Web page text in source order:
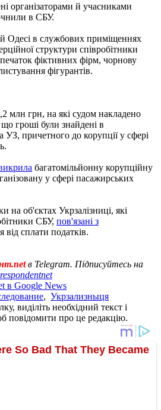
організаторами й учасниками
в СБУ.
Одесі в службових приміщеннях
структури співробітники
фіктивних фірм, чорнову
фігурантів.
млн грн, на які судом накладено
гроші були знайдені в
причетного до корупції у сфері
багатомільйонну корупційну
у сфері пасажирських
на об'єктах Укрзалізниці, які
СБУ, пов'язані з
від сплати податків.
в Telegram. Підписуйтесь на
в Google News
, Укрзализныця
виділіть необхідний текст і
повідомити про це редакцію.